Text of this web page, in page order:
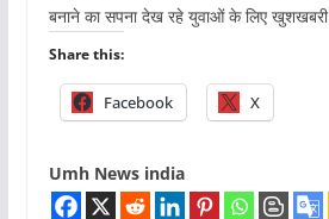
बनाने का सपना देख रहे युवाओं के लिए खुशखबरी
Share this:
Facebook X
Umh News india